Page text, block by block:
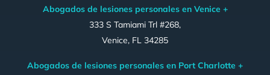
Abogados de lesiones personales en Venice +
333 S Tamiami Trl #268,
Venice, FL 34285
Abogados de lesiones personales en Port Charlotte +